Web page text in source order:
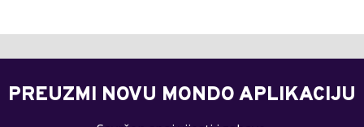
PREUZMI NOVU MONDO APLIKACIJU